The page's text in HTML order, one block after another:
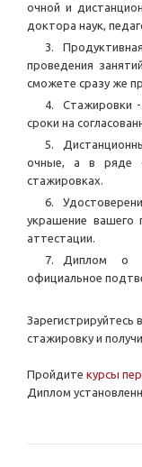
очной и
доктора наук,
проведения
сможете сразу же
Стажировки
сроки на
очные, а в ряде
стажировках.
украшение вашего
аттестации.
Диплом о
официальное
Зарегистрируйтесь
стажировку и
Пройдите курсы
Диплом